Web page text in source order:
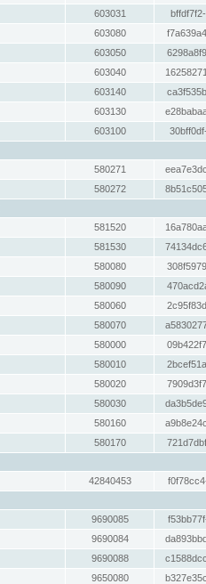
603031
603080
603050
603040
603140
603130
603100
580271
580272
581520
581530
580080
580090
580060
580070
580000
580010
580020
580030
580160
580170
42840453
9690085
9690084
9690088
9650080